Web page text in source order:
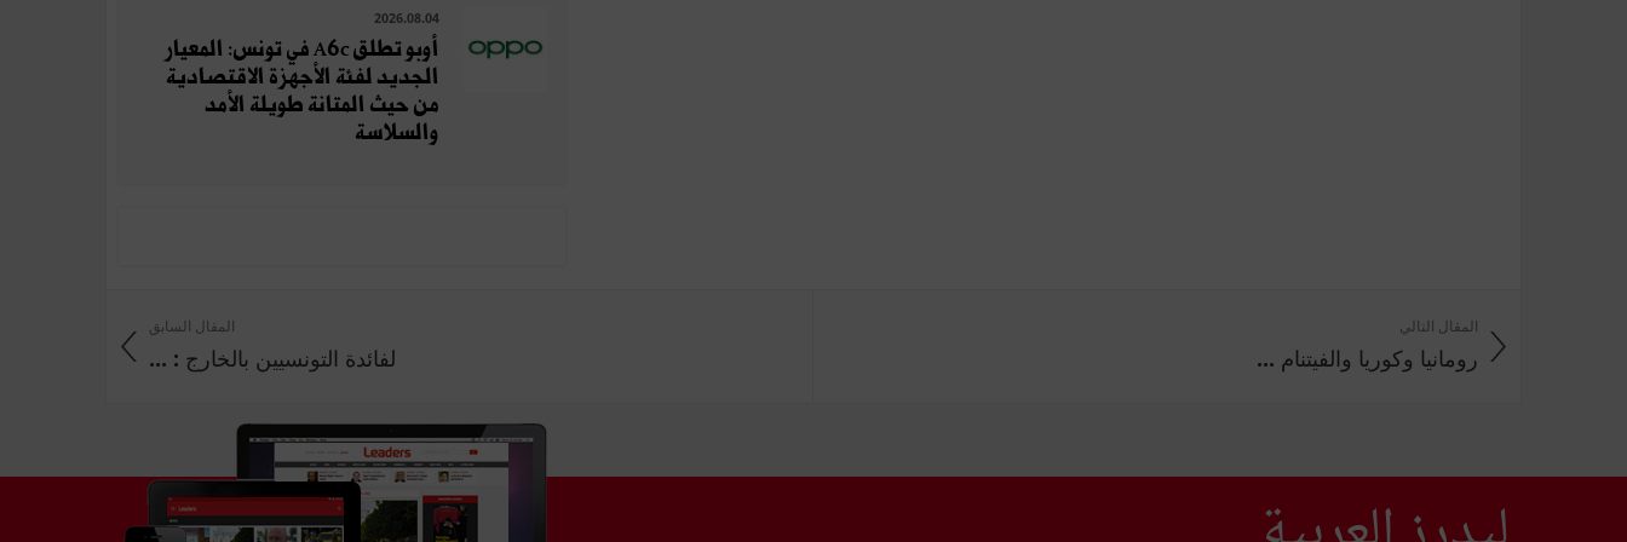
2026.08.04
أوبو تطلق A6c في تونس: المعيار
الجديد لفئة الأجهزة الاقتصادية
من حيث المتانة طويلة الأمد
والسلاسة
المقال السابق
لفائدة التونسيين بالخارج : ...
المقال التالي
رومانيا وكوريا والفيتنام ...